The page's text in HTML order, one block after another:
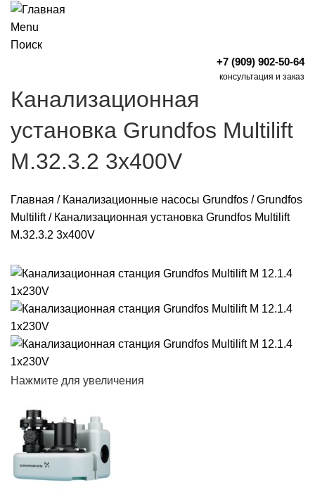
Menu
Поиск
+7 (909) 902-50-64
консультация и заказ
Канализационная
установка Grundfos Multilift
M.32.3.2 3x400V
Главная / Канализационные насосы Grundfos /Grundfos
Multilift/ Канализационная установка Grundfos Multilift
M.32.3.2 3x400V
Нажмите для увеличения